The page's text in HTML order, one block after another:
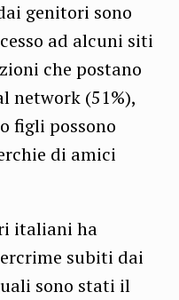
genitori sono
ad alcuni siti
che postano
network (51%),
figli possono
di amici
italiani ha
subiti dai
sono stati il